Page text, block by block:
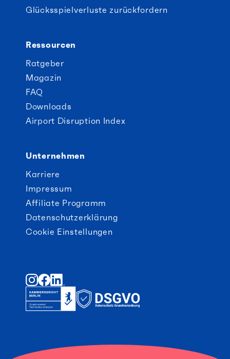
Glücksspielverluste zurückfordern
Ressourcen
Ratgeber
Magazin
FAQ
Downloads
Airport Disruption Index
Unternehmen
Karriere
Impressum
Affiliate Programm
Datenschutzerklärung
Cookie Einstellungen